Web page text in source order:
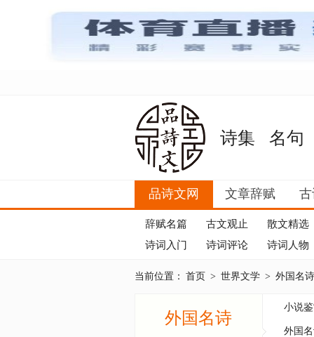
诗集 名句
品诗文网 文章辞赋
辞赋名篇 古文观止
散文精选
诗词入门
诗词评论 诗词人物
当前位置： 首页 > 世界文学 > 外国名诗
外国名诗
小说
外国